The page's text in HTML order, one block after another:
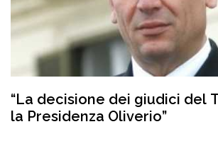
“La decisione dei giudici del
la Presidenza Oliverio”